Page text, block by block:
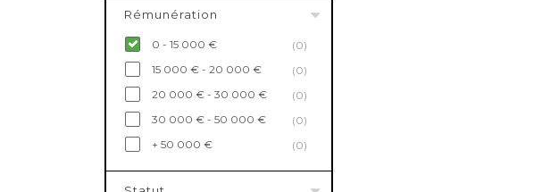
Rémunération
0 - 15 000 €
(0)
15 000 € - 20 000 €
(0)
20 000 € - 30 000 €
(0)
30 000 € - 50 000 €
(0)
+ 50 000 €
(0)